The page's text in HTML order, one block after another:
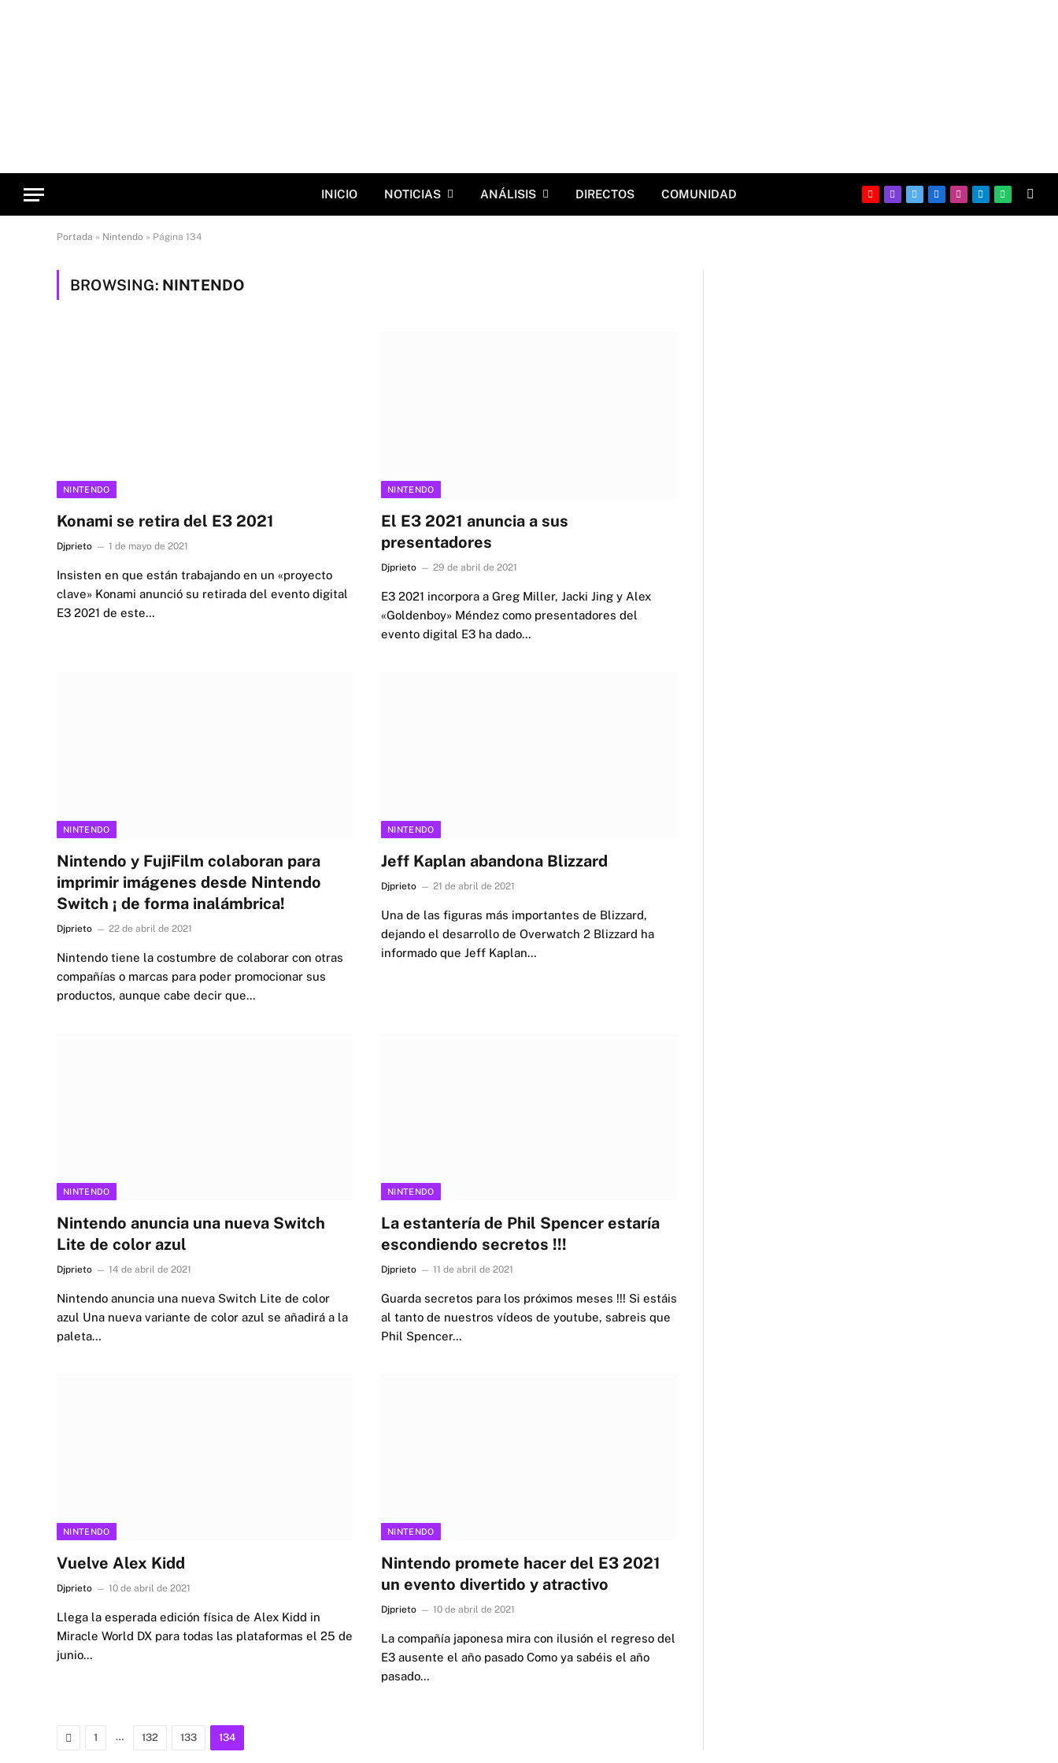
INICIO NOTICIAS ANÁLISIS DIRECTOS COMUNIDAD
YouTube
Twitch
X
(Twitter)
Facebook
Instagram
Telegram
WhatsApp
Portada » Nintendo » Página 134
BROWSING: NINTENDO
NINTENDO
Konami se retira del E3 2021
Djprieto 1 de mayo de 2021
Insisten en que están trabajando en un «proyecto
clave» Konami anunció su retirada del evento digital
E3 2021 de este…
NINTENDO
El E3 2021 anuncia a sus
presentadores
Djprieto 29 de abril de 2021
E3 2021 incorpora a Greg Miller, Jacki Jing y Alex
«Goldenboy» Méndez como presentadores del
evento digital E3 ha dado…
NINTENDO
Nintendo y FujiFilm colaboran para
imprimir imágenes desde Nintendo
Switch ¡ de forma inalámbrica!
Djprieto 22 de abril de 2021
Nintendo tiene la costumbre de colaborar con otras
compañías o marcas para poder promocionar sus
productos, aunque cabe decir que…
NINTENDO
Jeff Kaplan abandona Blizzard
Djprieto 21 de abril de 2021
Una de las figuras más importantes de Blizzard,
dejando el desarrollo de Overwatch 2 Blizzard ha
informado que Jeff Kaplan…
NINTENDO
Nintendo anuncia una nueva Switch
Lite de color azul
Djprieto 14 de abril de 2021
Nintendo anuncia una nueva Switch Lite de color
azul Una nueva variante de color azul se añadirá a la
paleta…
NINTENDO
La estantería de Phil Spencer estaría
escondiendo secretos !!!
Djprieto 11 de abril de 2021
Guarda secretos para los próximos meses !!! Si estáis
al tanto de nuestros vídeos de youtube, sabreis que
Phil Spencer…
NINTENDO
Vuelve Alex Kidd
Djprieto 10 de abril de 2021
Llega la esperada edición física de Alex Kidd in
Miracle World DX para todas las plataformas el 25 de
junio…
NINTENDO
Nintendo promete hacer del E3 2021
un evento divertido y atractivo
Djprieto 10 de abril de 2021
La compañía japonesa mira con ilusión el regreso del
E3 ausente el año pasado Como ya sabéis el año
pasado…
Previous
1 … 132 133 134